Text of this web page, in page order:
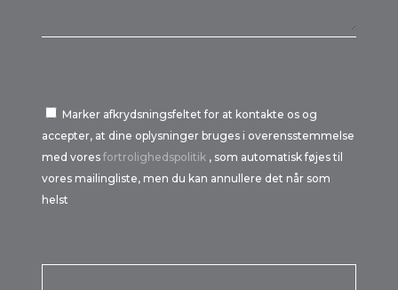
Marker afkrydsningsfeltet for at kontakte os og
accepter, at dine oplysninger bruges i overensstemmelse
med voresfortrolighedspolitik , som automatisk føjes til
vores mailingliste, men du kan annullere det når som
helst
deja
favor,